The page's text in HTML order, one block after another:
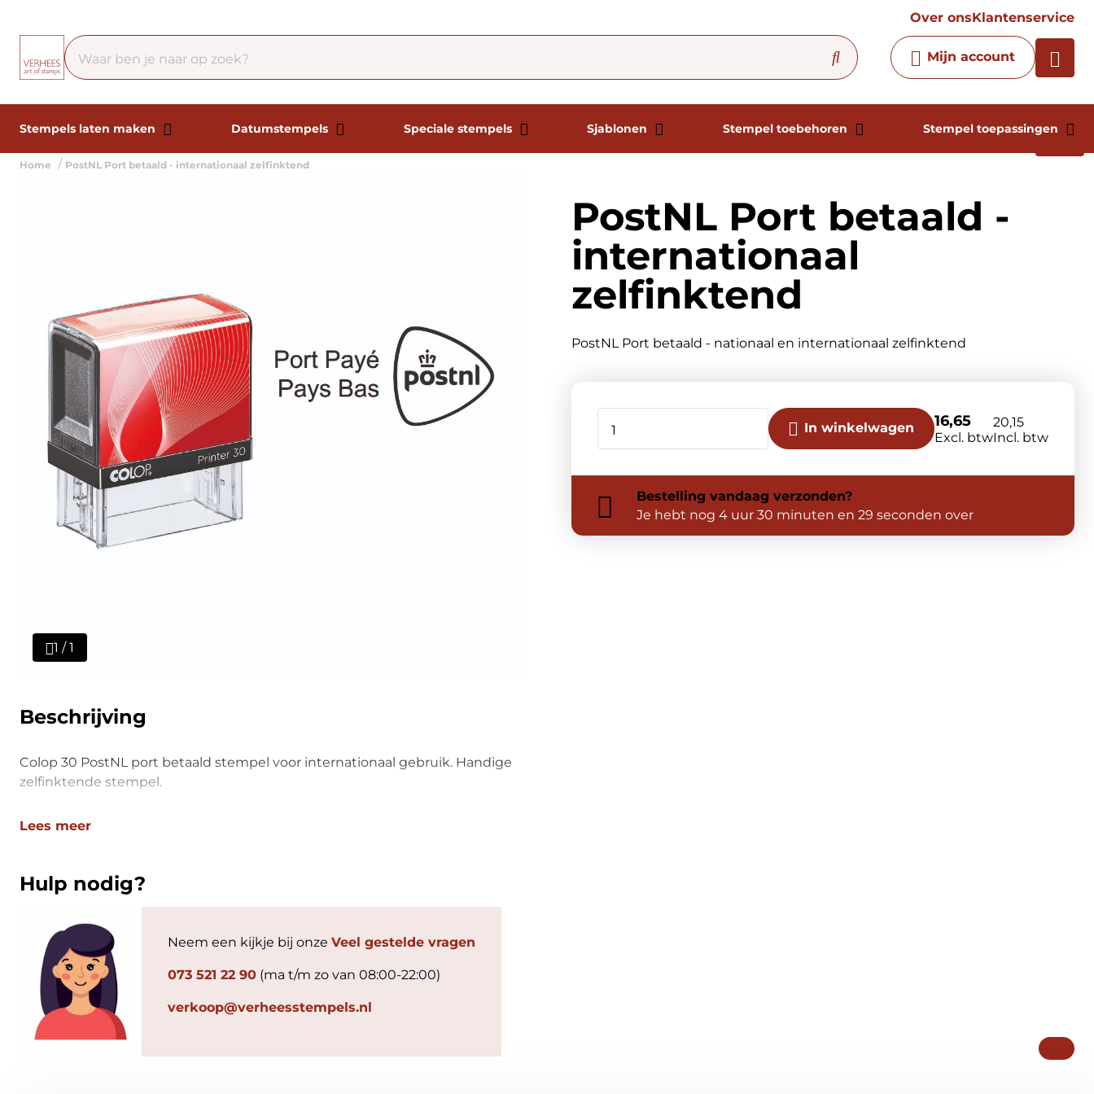
Over onsKlantenservice
Mijn account
Stempels laten maken Datumstempels Speciale stempels Sjablonen Stempel toebehoren Stempel toepassingen
Chatbot
Chat 24/7 met onze chatbot
voor hulp
Contact
Home PostNL Port betaald - internationaal zelfinktend
1 / 1
Beschrijving
Colop 30 PostNL port betaald stempel voor internationaal gebruik. Handige
zelfinktende stempel.
Lees meer
Hulp nodig?
Neem een kijkje bij onze Veel gestelde vragen
073 521 22 90 (ma t/m zo van 08:00-22:00)
verkoop@verheesstempels.nl
PostNL Port betaald -
internationaal
zelfinktend
PostNL Port betaald - nationaal en internationaal zelfinktend
In winkelwagen 16,65
Excl. btw
20,15
Incl. btw
Bestelling vandaag verzonden?
Je hebt nog 4 uur 30 minuten en 28 seconden over